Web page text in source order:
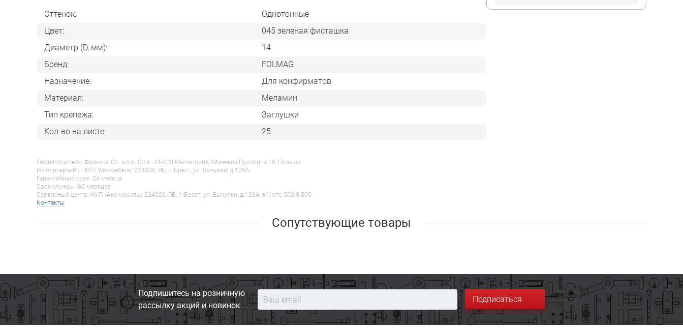
Оттенок:
Однотонные
Цвет:
045 зеленая фисташка
Диаметр (D, мм):
14
Бренд:
FOLMAG
Назначение:
Для конфирматов
Материал:
Меламин
Тип крепежа:
Заглушки
Кол-во на листе:
25
Производитель: Фольмаг Сп. з о.о. Сп.к., 41-400 Мысловице, Обжежна Пулноцна 16, Польша
Импортер в РБ: ЧУП "Акс-мебель" 224026, РБ, г. Брест, ул. Вычулки, д.129А
Гарантийный срок: 24 месяца
Срок службы: 60 месяцев
Сервисный центр: ЧУП «Акс-мебель», 224026, РБ, г. Брест, ул. Вычулки, д.129А, a1/мтс 500-8-500
Контакты
Сопутствующие товары
Подпишитесь на розничную
рассылку акций и новинок
Подписаться